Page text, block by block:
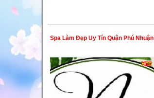
Spa Làm Đẹp Uy Tín Quận Phú Nhuận